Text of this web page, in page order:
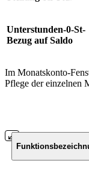
Unterstunden-0-St-
Bezug auf Saldo
Im Monatskonto-
Pflege der einzelnen